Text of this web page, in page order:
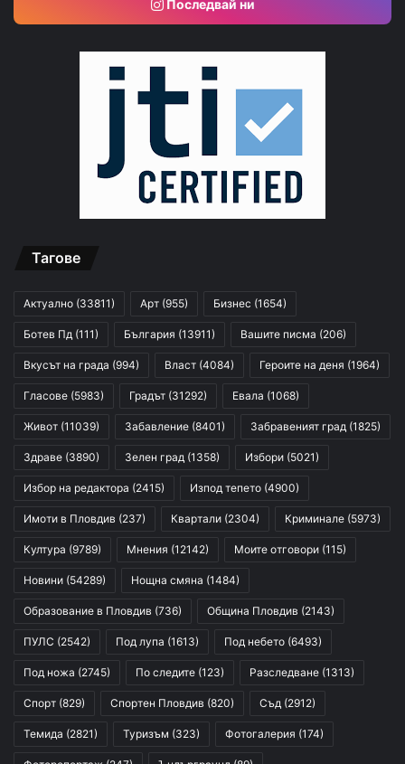
Последвай ни
Тагове
Актуално (33811) Арт (955) Бизнес (1654)
Ботев Пд (111) България (13911) Вашите писма (206)
Вкусът на града (994) Власт (4084) Героите на деня (1964)
Гласове (5983) Градът (31292) Евала (1068)
Живот (11039) Забавление (8401) Забравеният град (1825)
Здраве (3890) Зелен град (1358) Избори (5021)
Избор на редактора (2415) Изпод тепето (4900)
Имоти в Пловдив (237) Квартали (2304) Криминале (5973)
Култура (9789) Мнения (12142) Моите отговори (115)
Новини (54289) Нощна смяна (1484)
Образование в Пловдив (736) Община Пловдив (2143)
ПУЛС (2542) Под лупа (1613) Под небето (6493)
Под ножа (2745) По следите (123) Разследване (1313)
Спорт (829) Спортен Пловдив (820) Съд (2912)
Темида (2821) Туризъм (323) Фотогалерия (174)